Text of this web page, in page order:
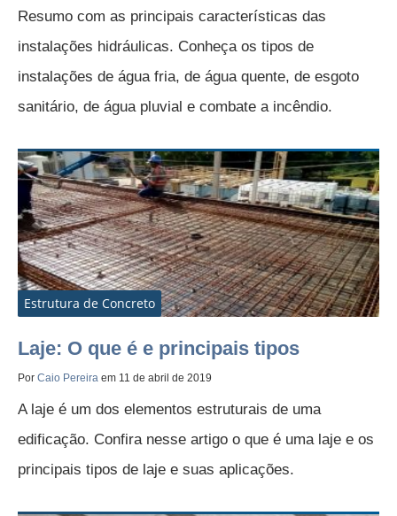
Resumo com as principais características das
instalações hidráulicas. Conheça os tipos de
instalações de água fria, de água quente, de esgoto
sanitário, de água pluvial e combate a incêndio.
Estrutura de Concreto
Laje: O que é e principais tipos
Por Caio Pereira em 11 de abril de 2019
A laje é um dos elementos estruturais de uma
edificação. Confira nesse artigo o que é uma laje e os
principais tipos de laje e suas aplicações.